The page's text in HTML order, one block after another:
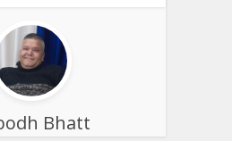
Bhatt